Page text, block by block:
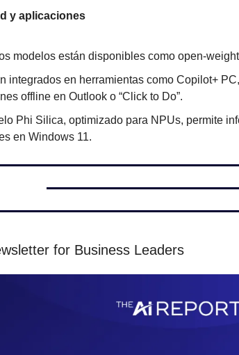
y aplicaciones
modelos están disponibles como open-
integrados en herramientas como Copilot+
offline en Outlook o “Click to Do”.
Phi Silica, optimizado para NPUs, permite
en Windows 11.
for Business Leaders